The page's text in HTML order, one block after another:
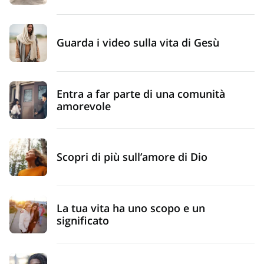
Guarda i video sulla vita di Gesù
Entra a far parte di una comunità
amorevole
Scopri di più sull’amore di Dio
La tua vita ha uno scopo e un
significato